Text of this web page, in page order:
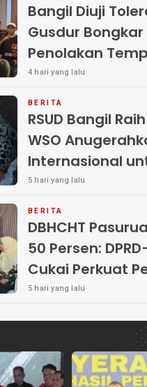
Bangil Diuji
Gusdur
Penolakan
4 hari yang lalu
BERITA
RSUD Bangil
WSO
Internasional
5 hari yang lalu
BERITA
DBHCHT
50 Persen:
Cukai Perkuat
Peredaran
5 hari yang lalu